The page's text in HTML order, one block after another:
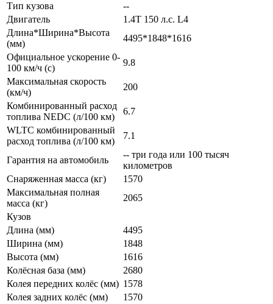
Тип кузова
--
Двигатель
1.4T 150 л.с. L4
Длина*Ширина*Высота
(мм)
4495*1848*1616
Официальное ускорение 0-
100 км/ч (с)
9.8
Максимальная скорость
(км/ч)
200
Комбинированный расход
топлива NEDC (л/100 км)
6.7
WLTC комбинированный
расход топлива (л/100 км)
7.1
Гарантия на автомобиль
-- три года или 100 тысяч
километров
Снаряженная масса (кг)
1570
Максимальная полная
масса (кг)
2065
Кузов
Длина (мм)
4495
Ширина (мм)
1848
Высота (мм)
1616
Колёсная база (мм)
2680
Колея передних колёс (мм) 1578
Колея задних колёс (мм)
1570